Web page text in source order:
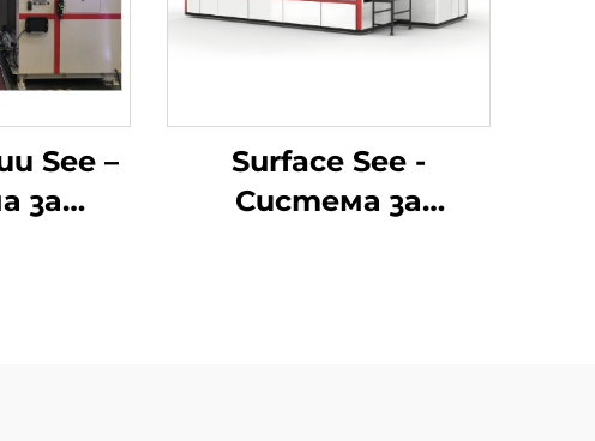
See –
за
Surface See -
Система за